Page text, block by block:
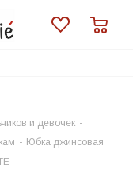
и девочек -
- Юбка джинсовая